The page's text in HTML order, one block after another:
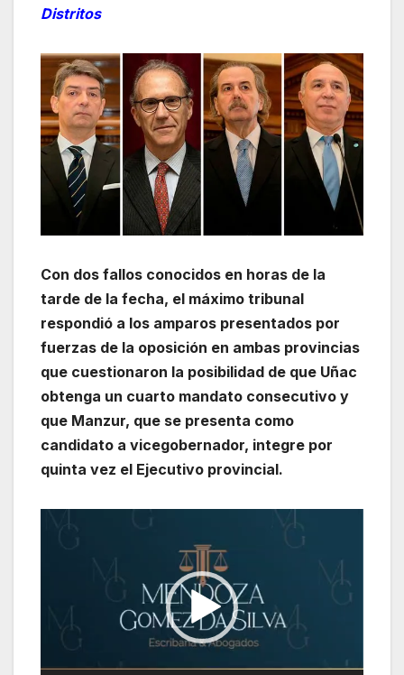
Distritos
Con dos fallos conocidos en horas de la
tarde de la fecha, el máximo tribunal
respondió a los amparos presentados por
fuerzas de la oposición en ambas provincias
que cuestionaron la posibilidad de que Uñac
obtenga un cuarto mandato consecutivo y
que Manzur, que se presenta como
candidato a vicegobernador, integre por
quinta vez el Ejecutivo provincial.